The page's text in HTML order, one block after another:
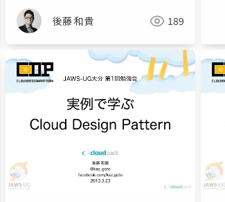
後藤 和貴 189